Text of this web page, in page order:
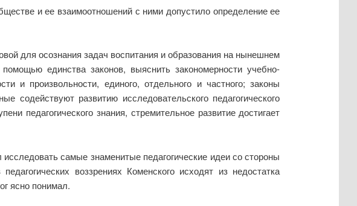
и ее взаимоотношений с ними допустило определение ее
для осознания задач воспитания и образования на нынешнем
единства законов, выяснить закономерности учебно-
и произвольности, единого, отдельного и частного; законы
развитию исследовательского педагогического
педагогического знания, стремительное развитие достигает
самые знаменитые педагогические идеи со стороны
воззрениях Коменского исходят из недостатка
ясно понимал.